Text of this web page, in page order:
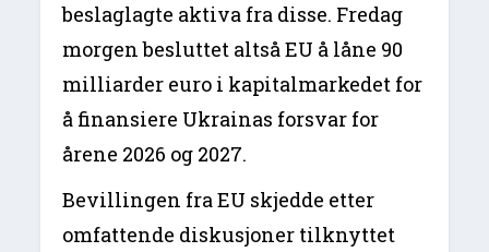
beslaglagte aktiva fra disse. Fredag
morgen besluttet altså EU å låne 90
milliarder euro i kapitalmarkedet for
å finansiere Ukrainas forsvar for
årene 2026 og 2027.
Bevillingen fra EU skjedde etter
omfattende diskusjoner tilknyttet